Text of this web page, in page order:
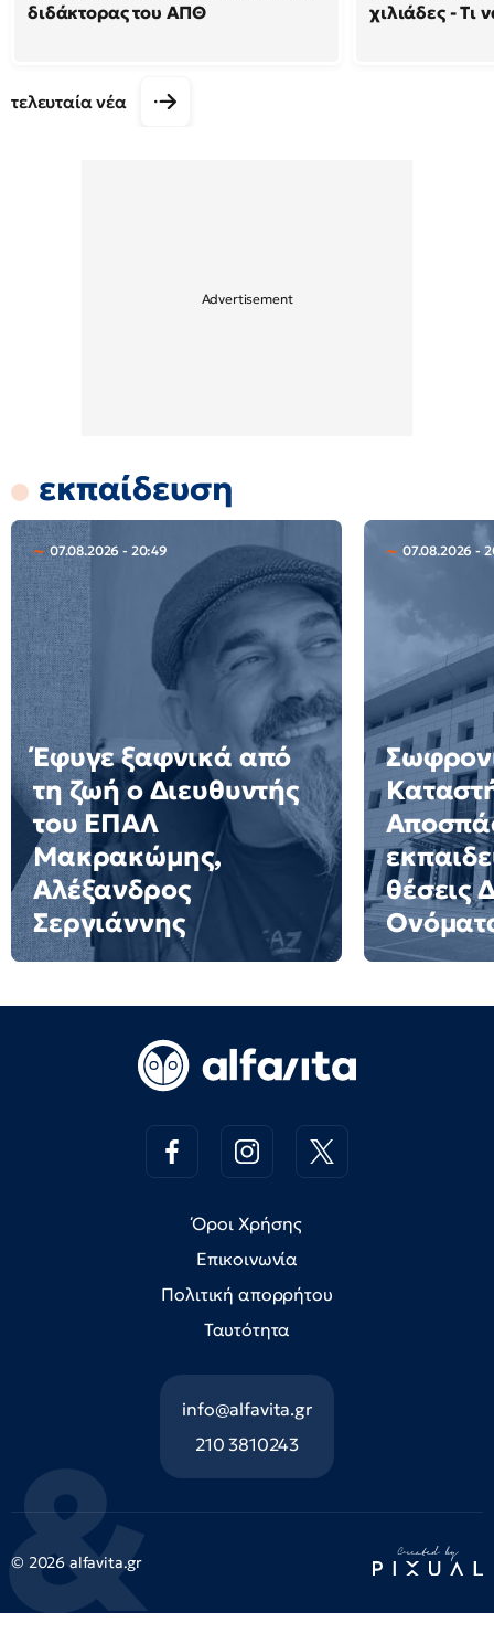
διδάκτορας του ΑΠΘ
χιλιάδες - Τι
τελευταία νέα
εκπαίδευση
07.08.2026 - 20:49
Έφυγε ξαφνικά από
τη ζωή ο Διευθυντής
του ΕΠΑΛ
Μακρακώμης,
Αλέξανδρος
Σεργιάννης
07.08.2026 -
θέσεις
Όροι Χρήσης
Επικοινωνία
Πολιτική απορρήτου
Ταυτότητα
info@alfavita.gr
210 3810243
© 2026 alfavita.gr